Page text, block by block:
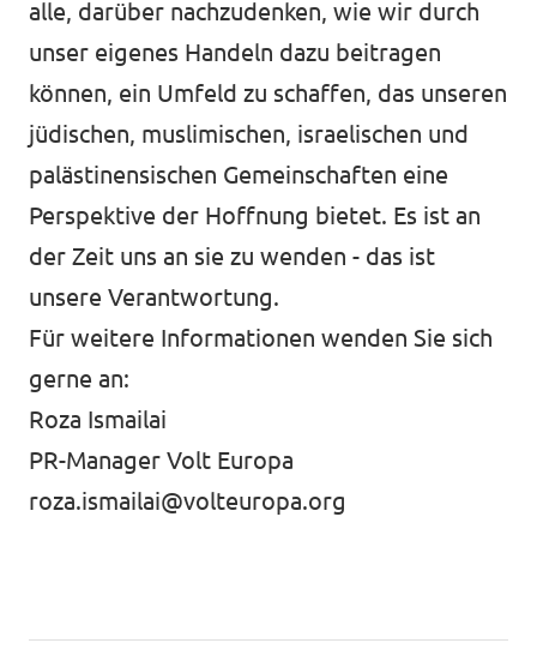
alle, darüber nachzudenken, wie wir durch
unser eigenes Handeln dazu beitragen
können, ein Umfeld zu schaffen, das unseren
jüdischen, muslimischen, israelischen und
palästinensischen Gemeinschaften eine
Perspektive der Hoffnung bietet. Es ist an
der Zeit uns an sie zu wenden - das ist
unsere Verantwortung.
Für weitere Informationen wenden Sie sich
gerne an:
Roza Ismailai
PR-Manager Volt Europa
roza.ismailai@volteuropa.org